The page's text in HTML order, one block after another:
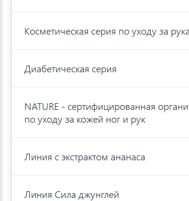
Косметическая серия по уходу за
Диабетическая серия
NATURE - cертифицированная
по уходу за кожей ног и рук
Линия с экстрактом ананаса
Линия Сила джунглей